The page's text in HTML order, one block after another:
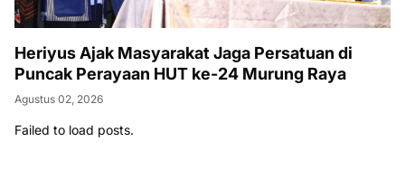
Heriyus Ajak Masyarakat Jaga Persatuan di
Puncak Perayaan HUT ke-24 Murung Raya
Agustus 02, 2026
Failed to load posts.